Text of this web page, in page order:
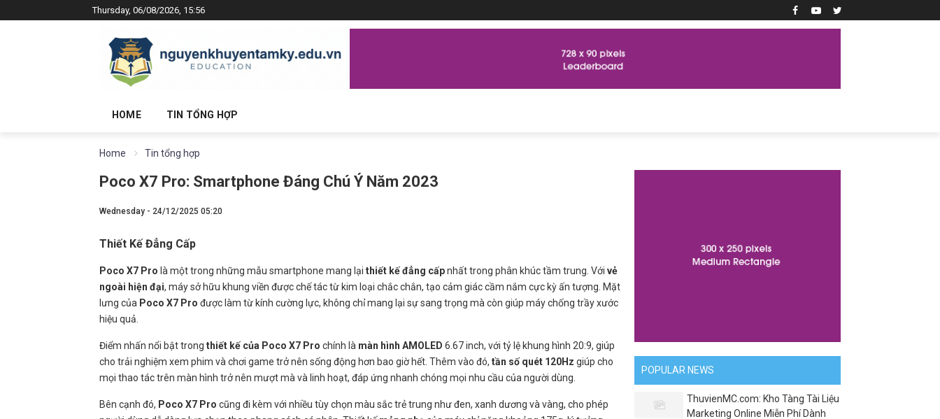
Thursday, 06/08/2026, 15:56
HOME TIN TỔNG HỢP
Home Tin tổng hợp
Poco X7 Pro: Smartphone Đáng Chú Ý Năm 2023
Wednesday - 24/12/2025 05:20
Thiết Kế Đẳng Cấp
Poco X7 Pro là một trong những mẫu smartphone mang lại thiết kế đẳng cấpnhất trong phân khúc tầm trung. Với vẻ
ngoài hiện đại, máy sở hữu khung viền được chế tác từ kim loại chắc chắn, tạo cảm giác cầm nắm cực kỳ ấn tượng. Mặt
lưng của Poco X7 Pro được làm từ kính cường lực, không chỉ mang lại sự sang trọng mà còn giúp máy chống trầy xước
hiệu quả.
Điểm nhấn nổi bật trong thiết kế của Poco X7 Pro chính là màn hình AMOLED 6.67 inch, với tỷ lệ khung hình 20:9, giúp
cho trải nghiệm xem phim và chơi game trở nên sống động hơn bao giờ hết. Thêm vào đó, tần số quét 120Hz giúp cho
mọi thao tác trên màn hình trở nên mượt mà và linh hoạt, đáp ứng nhanh chóng mọi nhu cầu của người dùng.
Bên cạnh đó, Poco X7 Pro cũng đi kèm với nhiều tùy chọn màu sắc trẻ trung như đen, xanh dương và vàng, cho phép
POPULAR NEWS
ThuvienMC.com: Kho Tàng Tài Liệu
Marketing Online Miễn Phí Dành